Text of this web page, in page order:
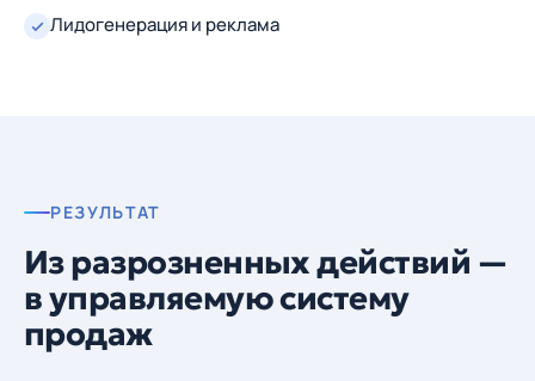
Лидогенерация и реклама
РЕЗУЛЬТАТ
Из разрозненных действий —
в управляемую систему
продаж